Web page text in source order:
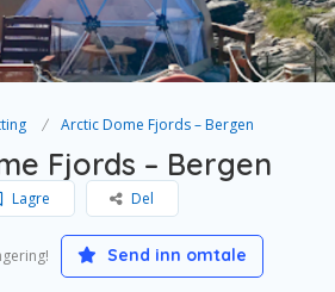
Arctic Dome Fjords – Bergen
Fjords – Bergen
Lagre Del
Send inn omtale